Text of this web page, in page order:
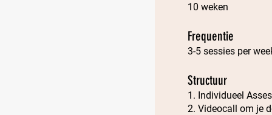
10 weken
Frequentie
3-5 sessies per
Structuur
1. Individueel
2. Videocall om je